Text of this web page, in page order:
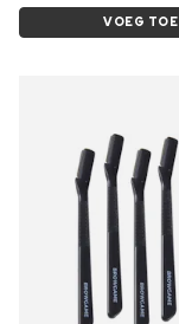
VOEG TOE